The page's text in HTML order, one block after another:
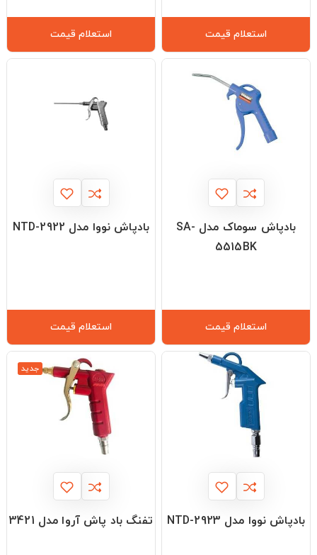
استعلام قیمت استعلام قیمت
بادپاش سوماک مدل SA-
5515BK
استعلام قیمت
بادپاش نووا مدل NTD-2922
استعلام قیمت
بادپاش نووا مدل NTD-2923
جدید
تفنگ باد پاش آروا مدل 3421